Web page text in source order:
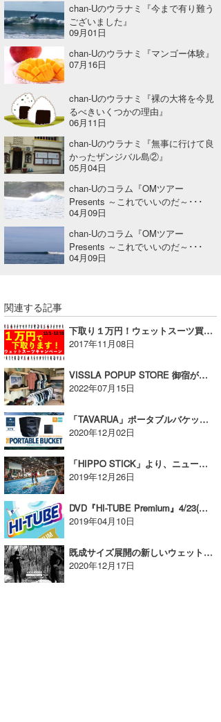
chan-Uのウラナミ『今まで有り難う
ございました』
09月01日
chan-Uのウラナミ『マンゴー体験』
07月16日
chan-Uのウラナミ『裸の大将を今見
るべきいくつかの理由』
06月11日
chan-Uのウラナミ『無事に行けて良
かったザンジバル島②』
05月04日
chan-Uのコラム『OMツアー
Presents ～これでいいのだ～･･･
04月09日
chan-Uのコラム『OMツアー
Presents ～これでいいのだ～･･･
04月09日
関連する記事
下取り１万円！ウェットスーツ買替えのチャンス＠HIC【AD】
2017年11月08日
VISSLA POPUP STORE 御宿が海の日イベントを開催！【AD】
2022年07月15日
「TAVARUA」ポータブルバケットが12月上旬入荷予定！【AD】
2020年12月02日
「HIPPO STICK」より、ニューモデルとしてOCパドル2種が数量限定リリース!!【AD】
2019年12月26日
DVD『HI-TUBE Premium』4/23(火)に発売！【AD】
2019年04月10日
既成サイズ展開の新しいウェットスーツ、VOLCOM MODULATOR WETSUITSをリリース！【AD】
2020年12月17日